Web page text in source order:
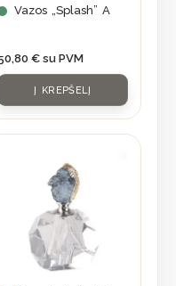
Vazos „Splash” A
€ su PVM
Į KREPŠELĮ